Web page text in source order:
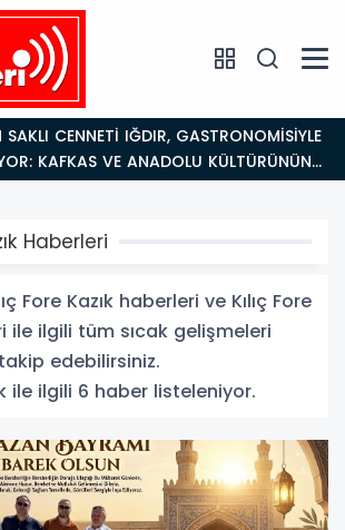
KAFKAS VE ANADOLU KÜLTÜRÜNÜN
BULUŞMA NOKTASI
Haberleri
Fore Kazık haberleri ve Kılıç Fore
ile ilgili tüm sıcak gelişmeleri
edebilirsiniz.
ile ilgili 6 haber listeleniyor.